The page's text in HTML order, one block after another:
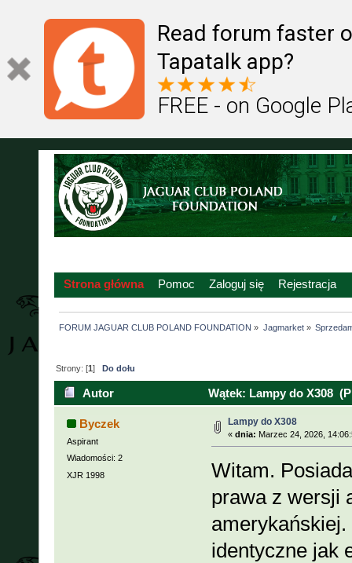
Read forum faster
Tapatalk app?
FREE - on Google
Strona główna Pomoc Zaloguj się Rejestracja
FORUM JAGUAR CLUB POLAND FOUNDATION » Jagmarket»
Strony: [1] Do dołu
Autor Wątek: Lampy do X308
Byczek
Aspirant
Wiadomości: 2
XJR 1998
Lampy do X308
« dnia: Marzec 24, 2026,
Witam.
prawa z wersji
amerykańskiej.
identyczne jak